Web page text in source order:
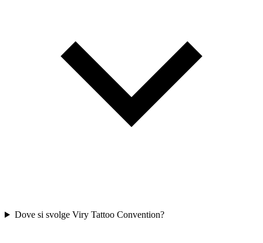
Dove si svolge Viry Tattoo Convention?